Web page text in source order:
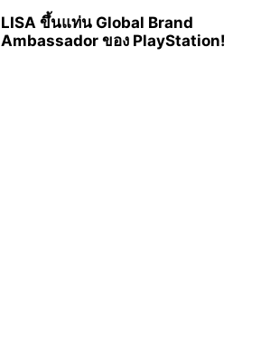
LISA ขึ้นแท่น Global Brand
Ambassador ของ PlayStation!